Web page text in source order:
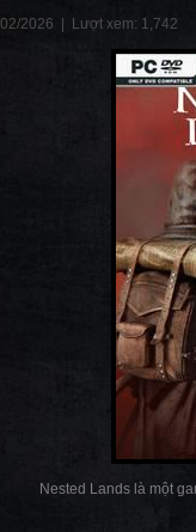
2026 | Lượt xem: 1,742
Nested Lands là một